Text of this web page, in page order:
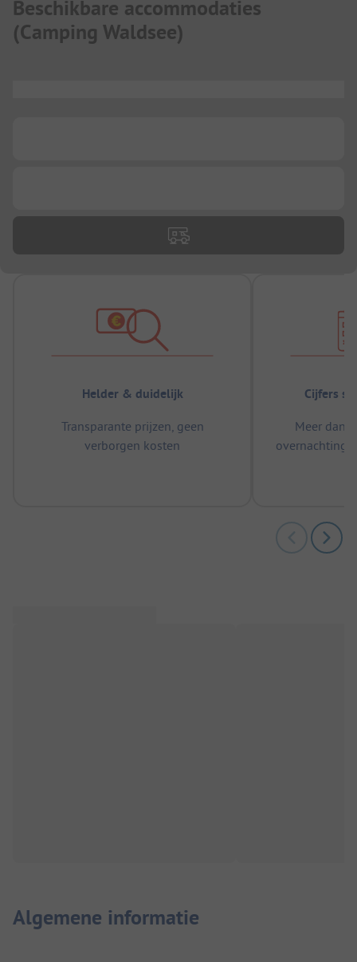
Beschikbare accommodaties
(Camping Waldsee)
Helder & duidelijk
Transparante prijzen, geen
verborgen kosten
Cijfers
Meer dan
Algemene informatie